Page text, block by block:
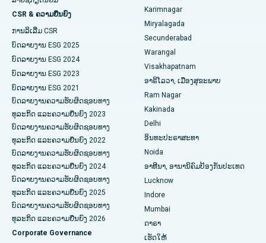
ໂຮງໝໍທີ່ດີທີ່ສຸດໃນ Vijay Nagar, Indore
ໂຮງໝໍທີ່ດີທີ່ສຸດໃນ Suryaraopeta Main Road, Kakinada
ໂຮງໝໍທີ່ດີທີ່ສຸດໃນ Canal Circular Road, Kolkata
ໂຮງໝໍທີ່ດີທີ່ສຸດໃນ CBD Belapur, Navi Mumbai
ໂຮງໝໍທີ່ດີທີ່ສຸດໃນ Panchavati, Nashik
ໂຮງໝໍທີ່ດີທີ່ສຸດໃນ Secunderabad, Hyderabad
ໂຮງໝໍທີ່ດີທີ່ສຸດໃນ Seshadripuram, Bangalore
ໂຮງໝໍທີ່ດີທີ່ສຸດໃນ Waltair Main Road, Visakhapatnam
ໂຮງຫມໍທີ່ດີທີ່ສຸດໃນ Subhash Nagar Road, Karimnagar
ໂຮງຫມໍທີ່ດີທີ່ສຸດໃນ Managari, Karaikudi
ການກວດລ້າງຊ່ອງຄອດ
ການກວດຮ່າງກາຍຂອງຫມາກໄຂ່ຫຼັງ
Parathyroidectomy
ເຊລາມິກການທົດແທນຫົວເຂົ່າທັງຫມົດ
ERCP
CSR & ຄວາມຍືນຍົງ
ການລິເລີ່ມ CSR
ບົດລາຍງານ ESG 2025
ບົດລາຍງານ ESG 2024
ບົດລາຍງານ ESG 2023
ບົດລາຍງານ ESG 2021
ບົດລາຍງານຄວາມຮັບຜິດຊອບທາງ
ທຸລະກິດ ແລະຄວາມຍືນຍົງ 2023
ບົດລາຍງານຄວາມຮັບຜິດຊອບທາງ
ທຸລະກິດ ແລະຄວາມຍືນຍົງ 2022
ບົດລາຍງານຄວາມຮັບຜິດຊອບທາງ
ທຸລະກິດ ແລະຄວາມຍືນຍົງ 2024
ບົດລາຍງານຄວາມຮັບຜິດຊອບທາງ
ທຸລະກິດ ແລະຄວາມຍືນຍົງ 2025
ບົດລາຍງານຄວາມຮັບຜິດຊອບທາງ
ທຸລະກິດ ແລະຄວາມຍືນຍົງ 2026
Corporate Governance
Karimnagar
Miryalagada
Secunderabad
Warangal
Visakhapatnam
ອາຣິໂລວາ, ເມືອງສຸຂະພາບ
Ram Nagar
Kakinada
Delhi
ອິນທະປະຣາສະທາ
Noida
ອາທີນາ, ອານານິຄົມປ້ອງກັນປະເທດ
Lucknow
Indore
Mumbai
ດາຣາ
ເຮັດໃຫ້